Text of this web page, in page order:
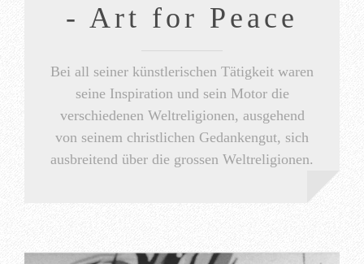
- Art for Peace
Bei all seiner künstlerischen Tätigkeit waren
seine Inspiration und sein Motor die
verschiedenen Weltreligionen, ausgehend
von seinem christlichen Gedankengut, sich
ausbreitend über die grossen Weltreligionen.